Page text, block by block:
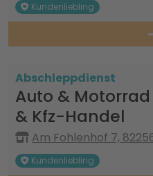
Kundenliebling
Abschleppdienst
Auto &
& Kfz-Handel
Am Fohlenhof 7,
Kundenliebling